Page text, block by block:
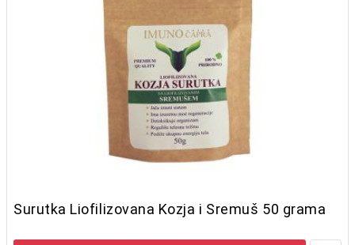
Surutka Liofilizovana Kozja i Sremuš 50 grama